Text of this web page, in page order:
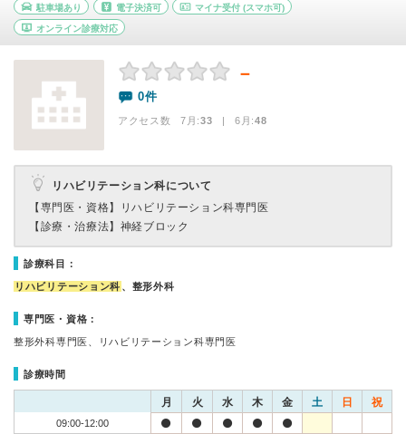
駐車場あり 電子決済可 マイナ受付 (スマホ可)
オンライン診療対応
－
0件
アクセス数 7月:33 | 6月:48
リハビリテーション科について
【専門医・資格】
リハビリテーション科専門医
【診療・治療法】 神経ブロック
診療科目：
リハビリテーション科 、整形外科
専門医・資格：
整形外科専門医、リハビリテーション科専門医
診療時間
月 火 水 木 金 土 日 祝
09:00-12:00